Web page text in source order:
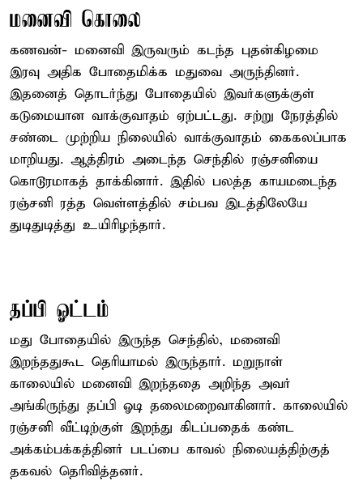
மனைவி கொலை
கணவன்- மனைவி இருவரும் கடந்த புதன்கிழமை
இரவு அதிக போதைமிக்க மதுவை அருந்தினர்.
இதனைத் தொடர்ந்து போதையில் இவர்களுக்குள்
கடுமையான வாக்குவாதம் ஏற்பட்டது. சற்று நேரத்தில்
சண்டை முற்றிய நிலையில் வாக்குவாதம் கைகலப்பாக
மாறியது. ஆத்திரம் அடைந்த செந்தில் ரஞ்சனியை
கொடூரமாகத் தாக்கினார். இதில் பலத்த காயமடைந்த
ரஞ்சனி ரத்த வெள்ளத்தில் சம்பவ இடத்திலேயே
துடிதுடித்து உயிரிழந்தார்.
தப்பி ஓட்டம்
மது போதையில் இருந்த செந்தில், மனைவி
இறந்ததுகூட தெரியாமல் இருந்தார். மறுநாள்
காலையில் மனைவி இறந்ததை அறிந்த அவர்
அங்கிருந்து தப்பி ஓடி தலைமறைவாகினார். காலையில்
ரஞ்சனி வீட்டிற்குள் இறந்து கிடப்பதைக் கண்ட
அக்கம்பக்கத்தினர் படப்பை காவல் நிலையத்திற்குத்
தகவல் தெரிவித்தனர்.